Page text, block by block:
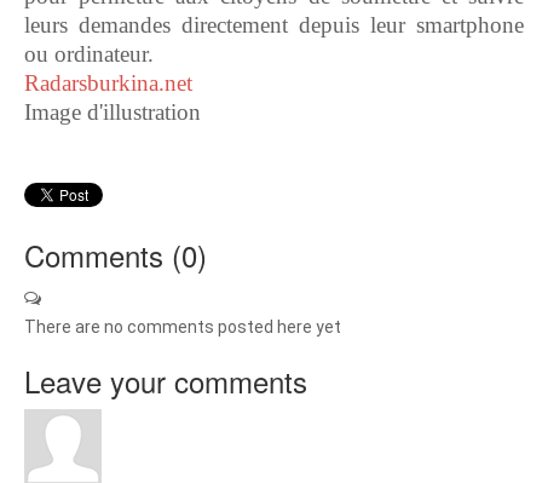
leurs demandes directement depuis leur smartphone
ou ordinateur.
Radarsburkina.net
Image d'illustration
Comments (0)
There are no comments posted here yet
Leave your comments